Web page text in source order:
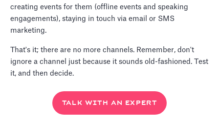
creating events for them (offline events and speaking
engagements), staying in touch via email or SMS
marketing.
That's it; there are no more channels. Remember, don't
ignore a channel just because it sounds old-fashioned. Test
it, and then decide.
TALK WITH AN EXPERT